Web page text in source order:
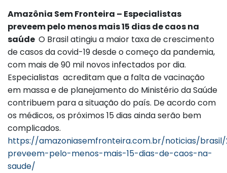
Amazônia Sem Fronteira – Especialistas
preveem pelo menos mais 15 dias de caos na
saúde O Brasil atingiu a maior taxa de crescimento
de casos da covid-19 desde o começo da pandemia,
com mais de 90 mil novos infectados por dia.
Especialistas acreditam que a falta de vacinação
em massa e de planejamento do Ministério da Saúde
contribuem para a situação do país. De acordo com
os médicos, os próximos 15 dias ainda serão bem
complicados.
https://amazoniasemfronteira.com.br/noticias/
preveem-pelo-menos-mais-15-dias-de-caos-na-
saude/